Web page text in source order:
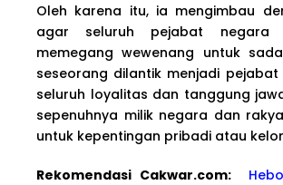
Oleh karena itu, ia mengimbau
agar seluruh pejabat negara
memegang wewenang untuk
seseorang dilantik menjadi pejabat
seluruh loyalitas dan tanggung
sepenuhnya milik negara dan
untuk kepentingan pribadi atau
Rekomendasi Cakwar.com: